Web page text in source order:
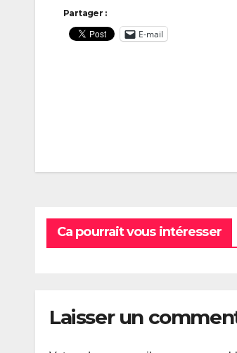
Partager :
E-mail
l’article
Ca pourrait vous intéresser
Laisser un